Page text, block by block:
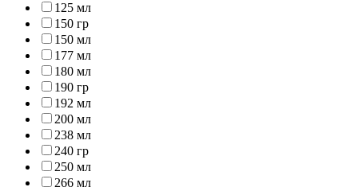
125 мл
150 гр
150 мл
177 мл
180 мл
190 гр
192 мл
200 мл
238 мл
240 гр
250 мл
266 мл